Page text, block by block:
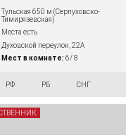
Тульская 650 м (Серпуховско-
Тимирязевская)
Места есть
Духовской переулок, 22А
Мест в комнате: 6/ 8
РФ РБ СНГ